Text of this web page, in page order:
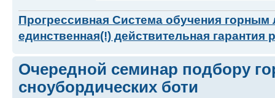
Прогрессивная Система обучения
единственная(!) действительная гарантия
Очередной семинар подбору
сноубордических боти